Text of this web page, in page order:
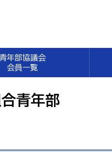
年部協議会
会員一覧
青年部